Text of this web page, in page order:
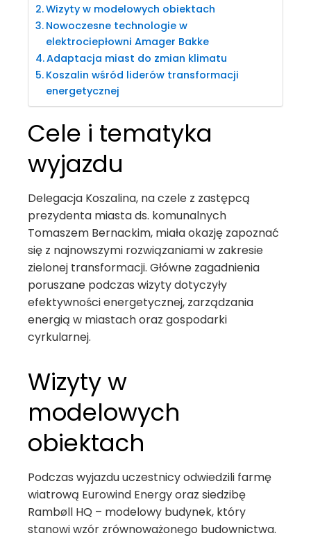
Wizyty w modelowych obiektach
Nowoczesne technologie w
elektrociepłowni Amager Bakke
Adaptacja miast do zmian klimatu
Koszalin wśród liderów transformacji
energetycznej
Cele i tematyka
wyjazdu
Delegacja Koszalina, na czele z zastępcą
prezydenta miasta ds. komunalnych
Tomaszem Bernackim, miała okazję zapoznać
się z najnowszymi rozwiązaniami w zakresie
zielonej transformacji. Główne zagadnienia
poruszane podczas wizyty dotyczyły
efektywności energetycznej, zarządzania
energią w miastach oraz gospodarki
cyrkularnej.
Wizyty w
modelowych
obiektach
Podczas wyjazdu uczestnicy odwiedzili farmę
wiatrową Eurowind Energy oraz siedzibę
Rambøll HQ – modelowy budynek, który
stanowi wzór zrównoważonego budownictwa.